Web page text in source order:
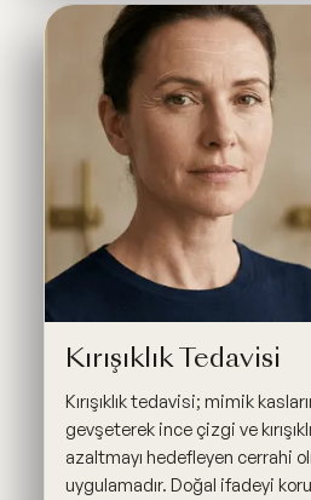
Kırışıklık Tedavisi
Kırışıklık tedavisi; mimik
gevşeterek ince çizgi ve
azaltmayı hedefleyen cerrahi
uygulamadır. Doğal ifadeyi